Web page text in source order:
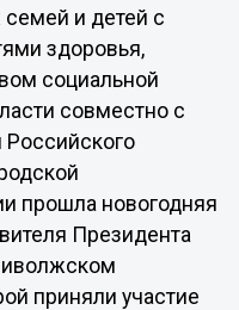
и детей с
здоровья,
социальной
совместно с
прошла новогодняя
Президента
приняли участие